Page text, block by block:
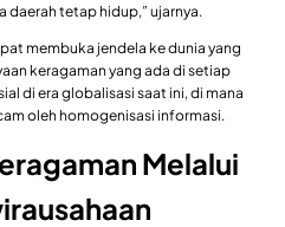
daerah tetap hidup,” ujarnya.
membuka jendela ke dunia yang
keragaman yang ada di setiap
di era globalisasi saat ini, di mana
oleh homogenisasi informasi.
Melalui